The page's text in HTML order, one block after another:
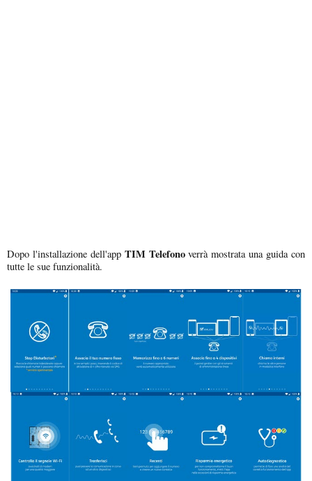
Dopo l'installazione dell'appTIM Telefonoverrà mostrata una guida con
tutte le sue funzionalità.